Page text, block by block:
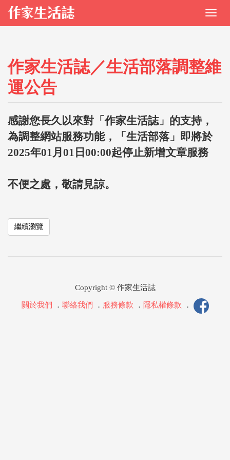
作家生活誌／生活部落調整維
運公告
感謝您長久以來對「作家生活誌」的支持，
為調整網站服務功能，「生活部落」即將於
2025年01月01日00:00起停止新增文章服務
不便之處，敬請見諒。
繼續瀏覽
Copyright © 作家生活誌
關於我們 ． 聯絡我們 ． 服務條款 ． 隱私權條款 ．